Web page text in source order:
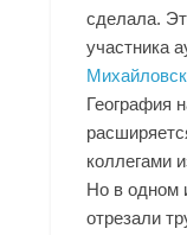
сделала.
участника
Михайловск
География
коллегами
Но в одном
отрезали